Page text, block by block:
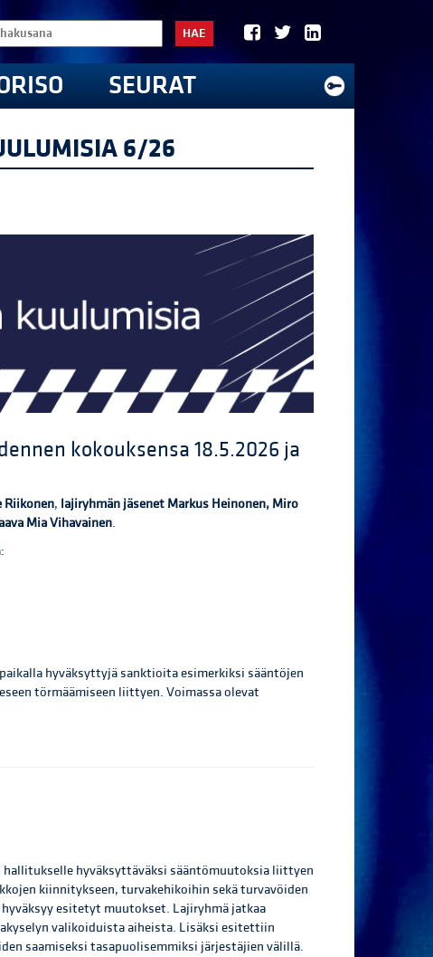
HAE
SEURAT
6/26
kokouksensa 18.5.2026 ja
Riikonen, lajiryhmän jäsenet Markus Heinonen, Miro
Mia Vihavainen.
hyväksyttyjä sanktioita esimerkiksi sääntöjen
törmäämiseen liittyen. Voimassa olevat
hyväksyttäväksi sääntömuutoksia liittyen
kiinnitykseen, turvakehikoihin sekä turvavöiden
esitetyt muutokset. Lajiryhmä jatkaa
valikoiduista aiheista. Lisäksi esitettiin
saamiseksi tasapuolisemmiksi järjestäjien välillä.